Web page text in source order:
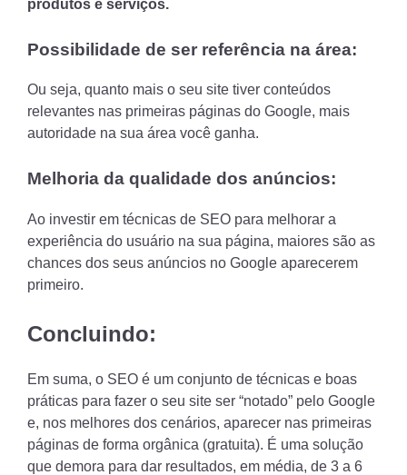
produtos e serviços.
Possibilidade de ser referência na área:
Ou seja, quanto mais o seu site tiver conteúdos
relevantes nas primeiras páginas do Google, mais
autoridade na sua área você ganha.
Melhoria da qualidade dos anúncios:
Ao investir em técnicas de SEO para melhorar a
experiência do usuário na sua página, maiores são as
chances dos seus anúncios no Google aparecerem
primeiro.
Concluindo:
Em suma, o SEO é um conjunto de técnicas e boas
práticas para fazer o seu site ser “notado” pelo Google
e, nos melhores dos cenários, aparecer nas primeiras
páginas de forma orgânica (gratuita). É uma solução
que demora para dar resultados, em média, de 3 a 6